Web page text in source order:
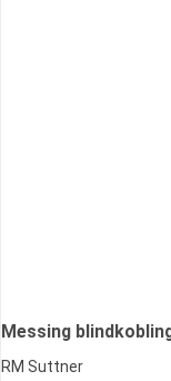
Messing
RM Suttner